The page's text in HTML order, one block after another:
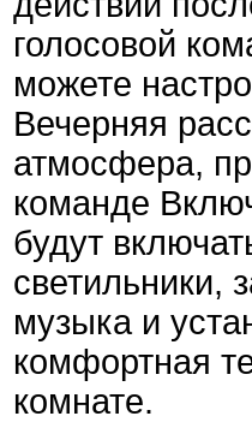
голосовой
можете
Вечерняя
атмосфера,
команде
будут
светильники,
музыка и
комфортная
комнате.